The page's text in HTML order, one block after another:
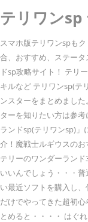
テリワンsp
スマホ版テリワンspも
合、おすすめ、ステー
ドsp攻略サイト！ テリ
キルなど テリワンsp(テ
ンスターをまとめまし
ターを知りたい方は参
ランドsp(テリワンsp)」
介！魔戦士ルギウスのお
テリーのワンダーラン
いいんでしょう・・・
い最近ソフトを購入し
だけでやってきた超初
とめると・・・・ はぐ